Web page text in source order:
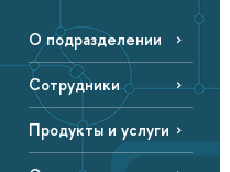
О подразделении
Сотрудники
Продукты и услуги